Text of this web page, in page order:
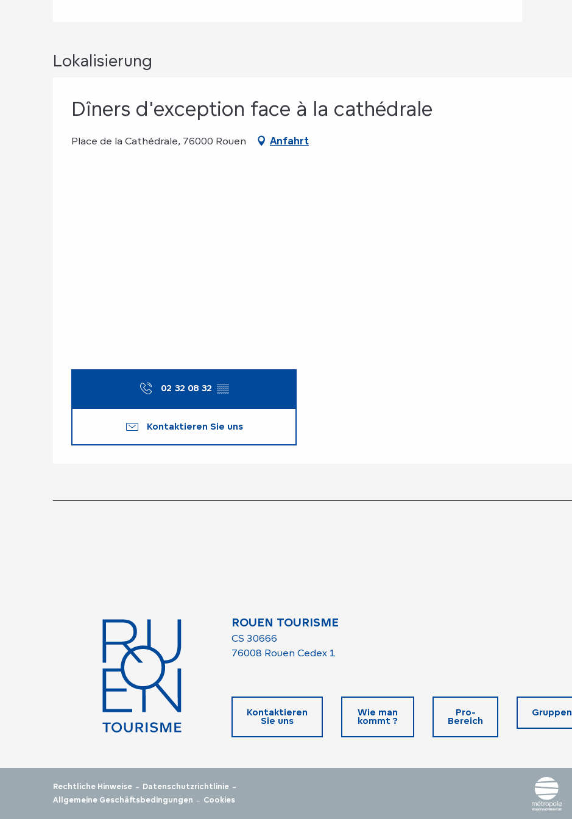
Lokalisierung
Dîners d'exception face à la cathédrale
Place de la Cathédrale, 76000 Rouen Anfahrt
02 32 08 32 ▒▒
Kontaktieren Sie uns
ROUEN TOURISME
CS 30666
76008 Rouen Cedex 1
Kontaktieren
Sie uns
Wie man
kommt ?
Pro-
Bereich
Gruppen
Rechtliche Hinweise - Datenschutzrichtlinie -
Allgemeine Geschäftsbedingungen - Cookies